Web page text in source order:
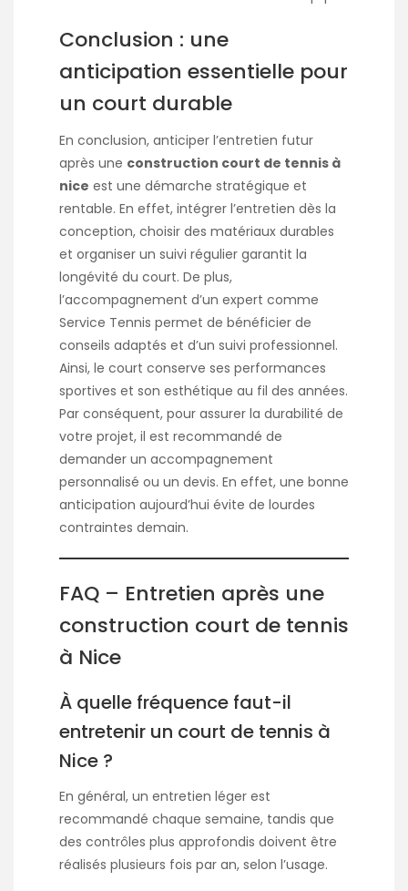
Conclusion : une
anticipation essentielle pour
un court durable
En conclusion, anticiper l’entretien futur
après une construction court de tennis à
nice est une démarche stratégique et
rentable. En effet, intégrer l’entretien dès la
conception, choisir des matériaux durables
et organiser un suivi régulier garantit la
longévité du court. De plus,
l’accompagnement d’un expert comme
Service Tennis permet de bénéficier de
conseils adaptés et d’un suivi professionnel.
Ainsi, le court conserve ses performances
sportives et son esthétique au fil des années.
Par conséquent, pour assurer la durabilité de
votre projet, il est recommandé de
demander un accompagnement
personnalisé ou un devis. En effet, une bonne
anticipation aujourd’hui évite de lourdes
contraintes demain.
FAQ – Entretien après une
construction court de tennis
à Nice
À quelle fréquence faut-il
entretenir un court de tennis à
Nice ?
En général, un entretien léger est
recommandé chaque semaine, tandis que
des contrôles plus approfondis doivent être
réalisés plusieurs fois par an, selon l’usage.